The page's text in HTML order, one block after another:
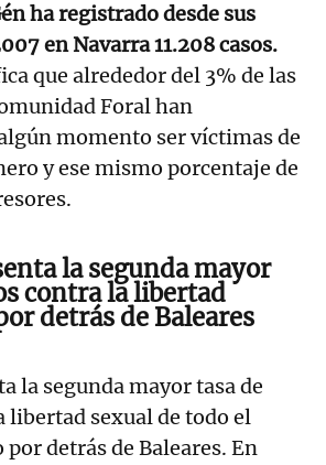
ha registrado desde sus
en Navarra 11.208 casos.
que alrededor del 3% de las
Foral han
momento ser víctimas de
y ese mismo porcentaje de
la segunda mayor
contra la libertad
detrás de Baleares
la segunda mayor tasa de
libertad sexual de todo el
detrás de Baleares. En